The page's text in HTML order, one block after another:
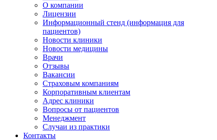
О компании
Лицензии
Информационный стенд (информация для
пациентов)
Новости клиники
Новости медицины
Врачи
Отзывы
Вакансии
Страховым компаниям
Корпоративным клиентам
Адрес клиники
Вопросы от пациентов
Менеджмент
Случаи из практики
Контакты